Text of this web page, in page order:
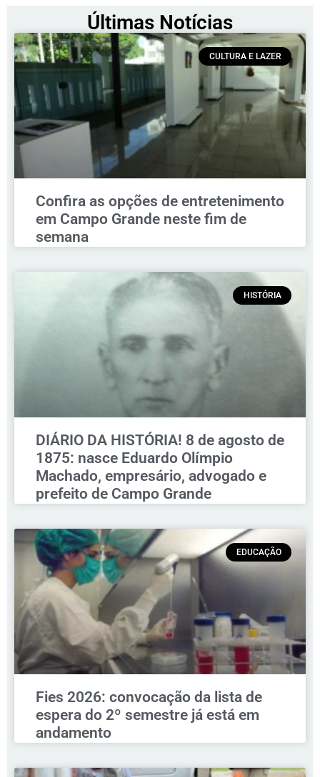
Últimas Notícias
CULTURA E LAZER
Confira as opções de entretenimento
em Campo Grande neste fim de
semana
HISTÓRIA
DIÁRIO DA HISTÓRIA! 8 de agosto de
1875: nasce Eduardo Olímpio
Machado, empresário, advogado e
prefeito de Campo Grande
EDUCAÇÃO
Fies 2026: convocação da lista de
espera do 2º semestre já está em
andamento